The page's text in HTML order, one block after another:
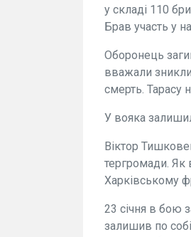
у складі 110
Брав участь у
Оборонець
вважали
смерть. Тарасу
У вояка
Віктор
тергромади. Як
Харківському
23 січня в бою
залишив по